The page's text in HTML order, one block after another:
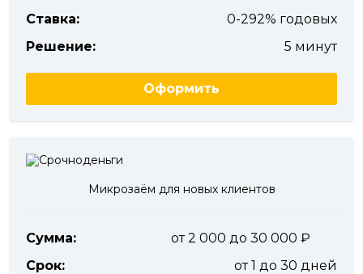
Ставка:
0-292% годовых
Решение:
5 минут
Оформить
Микрозаём для новых клиентов
Сумма:
от 2 000 до 30 000
Срок:
от 1 до 30 дней